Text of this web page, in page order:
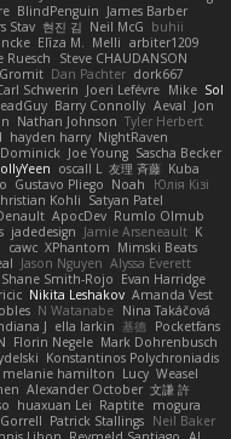
BlindPenguin James Barber
Stav 현진 김 Neil McG buhii
Elīza M. Melli arbiter1209
Ruesch
Steve CHAUDANSON
Gromit Dan Pachter dork667
Schwerin Joeri Lefévre Mike Sol
Barry Connolly Aeval Jon
Nathan Johnson Tyler Herbert
hayden harry NightRaven
Dominick Joe Young Sascha Becker
oscall L 友理 斉藤 Kuba
Gustavo Pliego Noah
Юлія Кізі
Kohli Satyan Patel
ApocDev Rumlo Olmub
jadedesign Jamie Arseneault K
cawc XPhantom Mimski Beats
Jason Nguyen Alyssa Everett
Shane Smith-Rojo Evan Harridge
Nikita Leshakov Amanda Vest
N Watanabe Nina Takáčová
J ella larkin 基德 Pocketfans
Florin Negele Mark Dohrenbusch
Konstantinos Polychroniadis
melanie hamilton Lucy Weasel
Alexander October 文謙 許
huaxuan Lei Raptite mogura
Patrick Stallings Neil Baker